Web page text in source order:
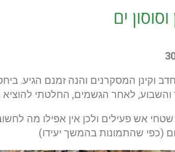
ים
וקינן המסקרנים והנה זמנם הגיע.
לאחר הגשמים, החלטתי להוציא
אש פעילים ולכן אין אפילו מה
(כפי שהתמונות בהמשך יעידו)